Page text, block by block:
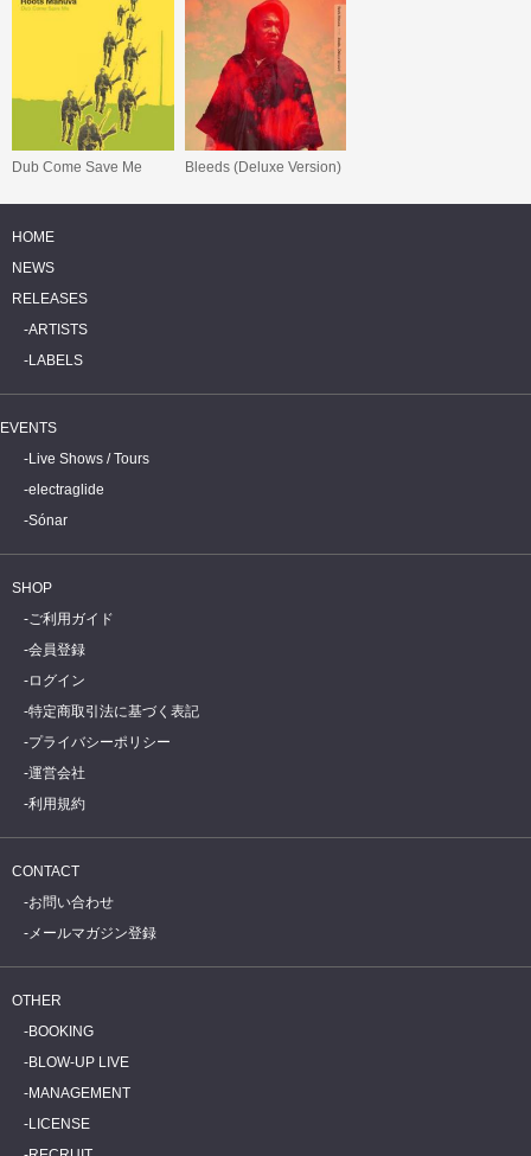
Dub Come Save Me Bleeds (Deluxe Version)
HOME
NEWS
RELEASES
ARTISTS
LABELS
EVENTS
Live Shows / Tours
electraglide
Sónar
SHOP
ご利用ガイド
会員登録
ログイン
特定商取引法に基づく表記
プライバシーポリシー
運営会社
利用規約
CONTACT
お問い合わせ
メールマガジン登録
OTHER
BOOKING
BLOW-UP LIVE
MANAGEMENT
LICENSE